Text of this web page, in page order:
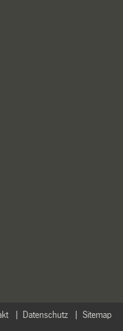
Sitemap
Datenschutz